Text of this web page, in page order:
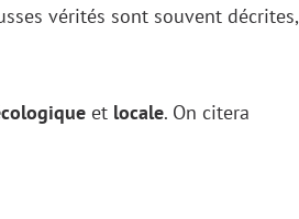
vérités sont souvent décrites,
et locale. On citera